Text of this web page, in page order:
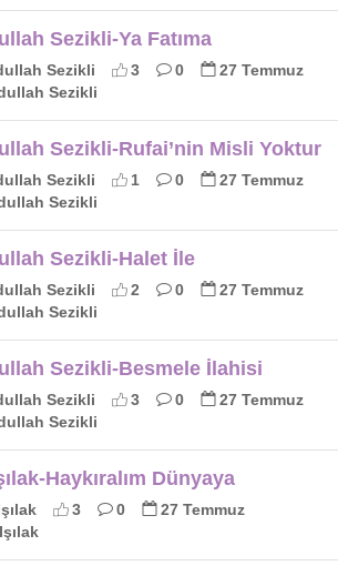
Sezikli-Ya Fatıma
Sezikli 3 0
27 Temmuz
Sezikli
Sezikli-Rufai’nin Misli Yoktur
Sezikli 1 0
27 Temmuz
Sezikli
Sezikli-Halet İle
Sezikli 2 0
27 Temmuz
Sezikli
Sezikli-Besmele İlahisi
Sezikli 3 0
27 Temmuz
Sezikli
Haykıralım Dünyaya
3 0
27 Temmuz